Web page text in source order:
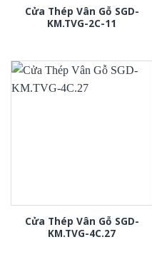
Cửa Thép Vân Gỗ SGD-
KM.TVG-2C-11
Cửa Thép Vân Gỗ SGD-
KM.TVG-4C.27